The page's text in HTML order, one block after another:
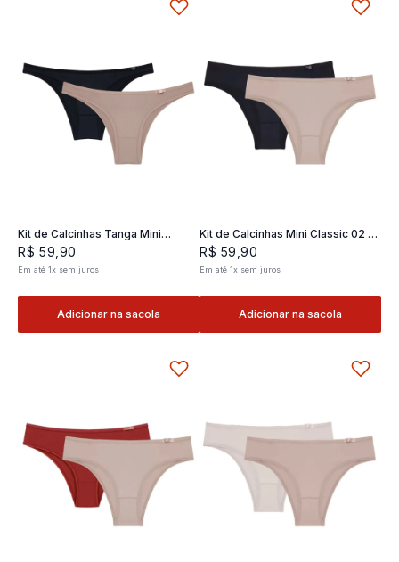
Kit de Calcinhas Tanga Mini
Classic 02- 2 und
R$ 59 90
Em até1x sem juros
Adicionar na sacola
Kit de Calcinhas Mini Classic 02 -
2 und
R$ 59 ,90
Em até 1x sem juros
Adicionar na sacola